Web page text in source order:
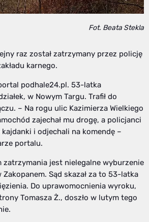
Fot. Beata Stekla
raz został zatrzymany przez policję
karnego.
podhale24.pl. 53-latka
w Nowym Targu. Trafił do
– Na rogu ulic Kazimierza Wielkiego
zajechał mu drogę, a policjanci
i odjechali na komendę –
portalu.
zatrzymania jest nielegalne wyburzenie
Sąd skazał za to 53-latka
Do uprawomocnienia wyroku,
Tomasza Ż., doszło w lutym tego